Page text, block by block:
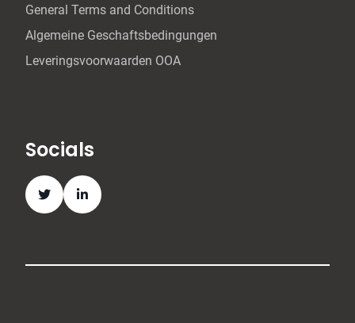
General Terms and Conditions
Algemeine Geschaftsbedingungen
Leveringsvoorwaarden OOA
Socials